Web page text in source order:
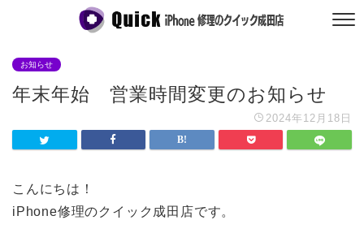
お知らせ
年末年始 営業時間変更のお知らせ
2024年12月18日
こんにちは！
iPhone修理のクイック成田店です。